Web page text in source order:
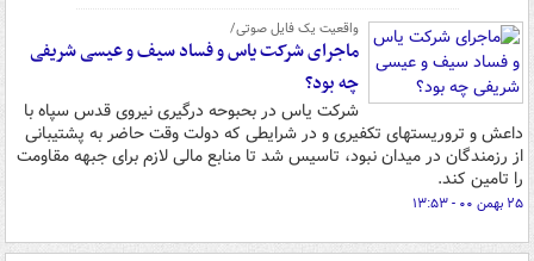
واقعیت یک فایل صوتی/
ماجرای شرکت یاس و فساد سیف و عیسی شریفی
چه بود؟
شرکت یاس در بحبوحه درگیری نیروی قدس سپاه با
داعش و تروریستهای تکفیری و در شرایطی که دولت وقت حاضر به پشتیبانی
از رزمندگان در میدان نبود، تاسیس شد تا منابع مالی لازم برای جبهه مقاومت
را تامین کند.
۲۵ بهمن ۰۰ - ۱۳:۵۳